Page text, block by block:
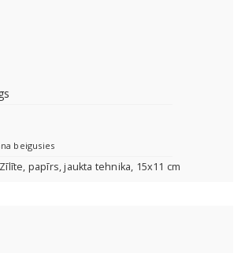
beigusies
papīrs, jaukta tehnika, 15x11 cm